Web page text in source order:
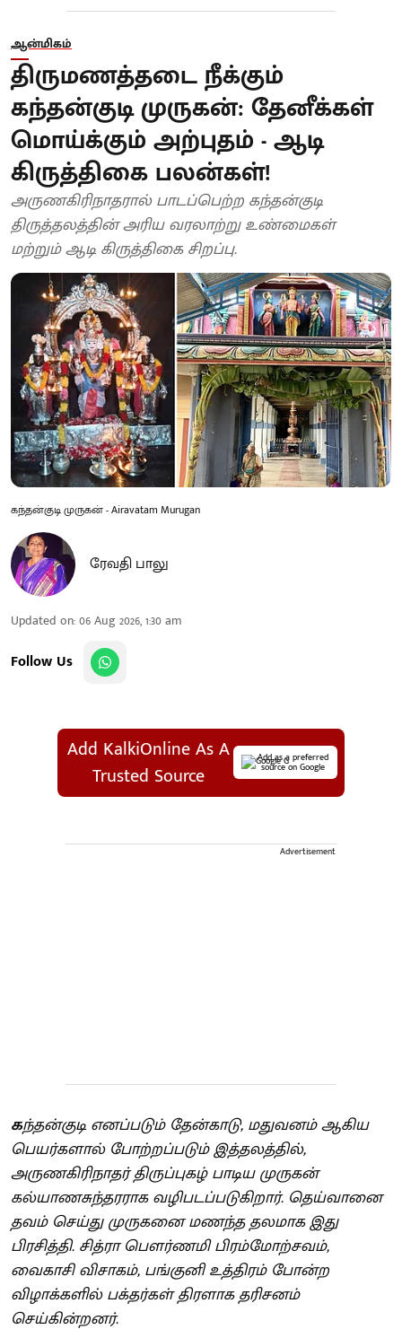
ஆன்மிகம்
திருமணத்தடை நீக்கும்
கந்தன்குடி முருகன்: தேனீக்கள்
மொய்க்கும் அற்புதம் - ஆடி
கிருத்திகை பலன்கள்!
அருணகிரிநாதரால் பாடப்பெற்ற கந்தன்குடி
திருத்தலத்தின் அரிய வரலாற்று உண்மைகள்
மற்றும் ஆடி கிருத்திகை சிறப்பு.
கந்தன்குடி முருகன் - Airavatam Murugan
ரேவதி பாலு
Updated on:06 Aug 2026, 1:30 am
Follow Us
Add KalkiOnline As A
Trusted Source
Add as a preferred
source on Google
Advertisement
கந்தன்குடி எனப்படும் தேன்காடு, மதுவனம் ஆகிய
பெயர்களால் போற்றப்படும் இத்தலத்தில்,
அருணகிரிநாதர் திருப்புகழ் பாடிய முருகன்
கல்யாணசுந்தரராக வழிபடப்படுகிறார். தெய்வானை
தவம் செய்து முருகனை மணந்த தலமாக இது
பிரசித்தி. சித்ரா பௌர்ணமி பிரம்மோற்சவம்,
வைகாசி விசாகம், பங்குனி உத்திரம் போன்ற
விழாக்களில் பக்தர்கள் திரளாக தரிசனம்
செய்கின்றனர்.